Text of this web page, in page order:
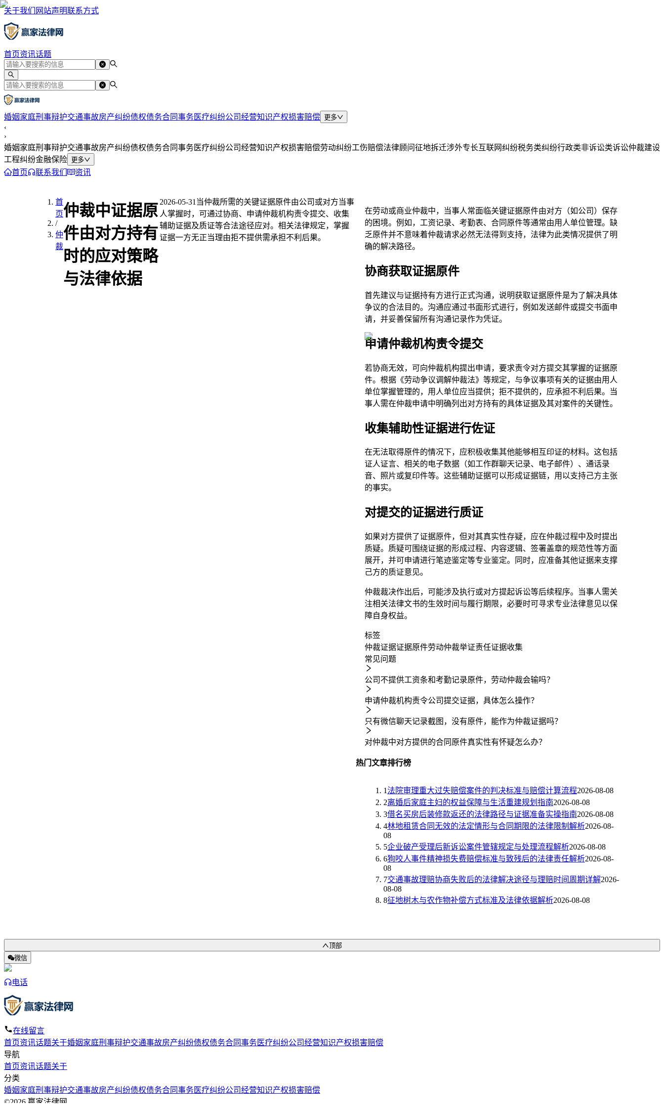
关于我们 网站声明联系方式
首页资讯话题
婚姻家庭刑事辩护交通事故房产纠纷债权债务合同事务医疗纠纷公司经营知识产权损害赔偿 更多
‹
›
婚姻家庭刑事辩护交通事故房产纠纷债权债务合同事务医疗纠纷公司经营知识产权损害赔偿劳动纠纷工伤赔偿法律顾问征地拆迁涉外专长互联网纠纷税务类纠纷行政类非诉讼类诉讼仲裁建设
工程纠纷金融保险 更多
首页 联系我们 资讯
首
页
/
仲
裁
仲裁中证据原
件由对方持有
时的应对策略
与法律依据
2026-05-31 当仲裁所需的关键证据原件由公司或对方当事
人掌握时，可通过协商、申请仲裁机构责令提交、收集
辅助证据及质证等合法途径应对。相关法律规定，掌握
证据一方无正当理由拒不提供需承担不利后果。
在劳动或商业仲裁中，当事人常面临关键证据原件由对方（如公司）保存
的困境。例如，工资记录、考勤表、合同原件等通常由用人单位管理。缺
乏原件并不意味着仲裁请求必然无法得到支持，法律为此类情况提供了明
确的解决路径。
协商获取证据原件
首先建议与证据持有方进行正式沟通，说明获取证据原件是为了解决具体
争议的合法目的。沟通应通过书面形式进行，例如发送邮件或提交书面申
请，并妥善保留所有沟通记录作为凭证。
申请仲裁机构责令提交
若协商无效，可向仲裁机构提出申请，要求责令对方提交其掌握的证据原
件。根据《劳动争议调解仲裁法》等规定，与争议事项有关的证据由用人
单位掌握管理的，用人单位应当提供；拒不提供的，应承担不利后果。当
事人需在仲裁申请中明确列出对方持有的具体证据及其对案件的关键性。
收集辅助性证据进行佐证
在无法取得原件的情况下，应积极收集其他能够相互印证的材料。这包括
证人证言、相关的电子数据（如工作群聊天记录、电子邮件）、通话录
音、照片或复印件等。这些辅助证据可以形成证据链，用以支持己方主张
的事实。
对提交的证据进行质证
如果对方提供了证据原件，但对其真实性存疑，应在仲裁过程中及时提出
质疑。质疑可围绕证据的形成过程、内容逻辑、签署盖章的规范性等方面
展开，并可申请进行笔迹鉴定等专业鉴定。同时，应准备其他证据来支撑
己方的质证意见。
仲裁裁决作出后，可能涉及执行或对方提起诉讼等后续程序。当事人需关
注相关法律文书的生效时间与履行期限，必要时可寻求专业法律意见以保
障自身权益。
标签
仲裁证据证据原件劳动仲裁举证责任证据收集
常见问题
公司不提供工资条和考勤记录原件，劳动仲裁会输吗？
申请仲裁机构责令公司提交证据，具体怎么操作？
只有微信聊天记录截图，没有原件，能作为仲裁证据吗？
对仲裁中对方提供的合同原件真实性有怀疑怎么办？
热门文章排行榜
1法院审理重大过失赔偿案件的判决标准与赔偿计算流程2026-08-08
2离婚后家庭主妇的权益保障与生活重建规划指南2026-08-08
3借名买房后装修款返还的法律路径与证据准备实操指南2026-08-08
4林地租赁合同无效的法定情形与合同期限的法律限制解析2026-08-
08
5企业破产受理后新诉讼案件管辖规定与处理流程解析2026-08-08
6狗咬人事件精神损失费赔偿标准与致残后的法律责任解析2026-08-
08
7交通事故理赔协商失败后的法律解决途径与理赔时间周期详解2026-
08-08
8征地树木与农作物补偿方式标准及法律依据解析2026-08-08
顶部
微信
电话
在线留言
首页资讯话题关于婚姻家庭刑事辩护交通事故房产纠纷债权债务合同事务医疗纠纷公司经营知识产权损害赔偿
导航
首页资讯话题关于
分类
婚姻家庭刑事辩护交通事故房产纠纷债权债务合同事务医疗纠纷公司经营知识产权损害赔偿
©2026 赢家法律网